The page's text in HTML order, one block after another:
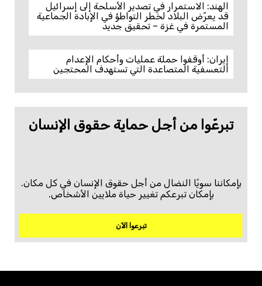
الهند: الاستمرار في تصدير الأسلحة إلى إسرائيل
قد يعرّض البلاد لخطر التواطؤ في الإبادة الجماعية
المستمرة في غزة – تحقيق جديد
إيران: أوقفوا حملة عمليات وأحكام الإعدام
التعسفية المتصاعدة التي تستهدف المحتجين
تبرعّوا من أجل حماية حقوق الإنسان
بإمكاننا سويًا النضال من أجل حقوق الإنسان في كل مكان.
بإمكان تبرعكم تغيير حياة ملايين الأشخاص.
تبرعوا الآن